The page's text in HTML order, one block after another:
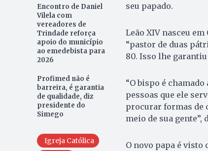
Encontro de Daniel
Vilela com
vereadores de
Trindade reforça
apoio do município
ao emedebista para
2026
Profimed não é
barreira, é garantia
de qualidade, diz
presidente do
Simego
Igreja Católica
seu papado.
Leão XIV nasceu
“pastor de duas
80. Isso lhe
“O bispo é
pessoas que ele
procurar formas de
meio de sua
O novo papa é